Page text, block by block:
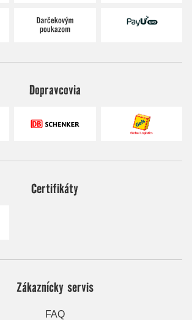
Dopravcovia
Certifikáty
Zákaznícky servis
FAQ